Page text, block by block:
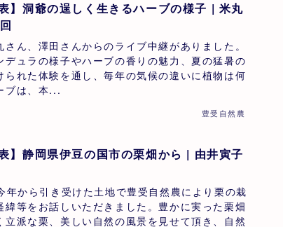
】洞爺の逞しく生きるハーブの様子 | 米丸
ん、澤田さんからのライブ中継がありました。
デュラの様子やハーブの香りの魅力、夏の猛暑の
られた体験を通し、毎年の気候の違いに植物は何
ブは、本...
豊受自然農
】静岡県伊豆の国市の栗畑から | 由井寅子
年から引き受けた土地で豊受自然農により栗の栽
等をお話しいただきました。豊かに実った栗畑
派な栗、美しい自然の風景を見せて頂き、自然